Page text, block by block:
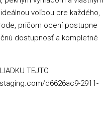
voľbou pre každého,
pričom ocení postupne
dostupnosť a kompletné
TEJTO
d6626ac9-2911-